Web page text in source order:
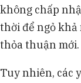
không chấp
thời để ngỏ khả
thỏa thuận mới.
Tuy nhiên, các